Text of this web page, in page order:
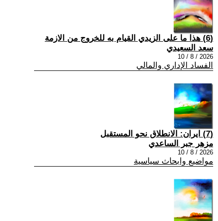
(6) هذا ما على الزيدي القيام به للخروج من الازمة
سعد السعيدي
2026 / 8 / 10
الفساد الإداري والمالي
(7) ايران: الانطلاق نحو المستقبل
مزهر جبر الساعدي
2026 / 8 / 10
مواضيع وابحاث سياسية